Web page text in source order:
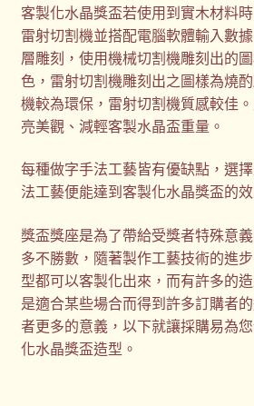
客製化水晶獎盃若使用到實木材料
雷射切割機並搭配電腦軟體輸入數
層雕刻，使用機械切割機雕刻出的
色，雷射切割機雕刻出之圖樣為燒
機較為環保，雷射切割機質感較佳
亮美觀、減輕客製水晶盃重量。
每種做字手法工藝皆有優缺點，選
法工藝便能達到客製化水晶獎盃的效
獎盃獎座是為了帶給受獎者特殊意
多不勝數，隨著製作工藝技術的進
型都可以客製化出來，而有許多的
是適合某些場合而得到許多訂購者
者更多的意義，以下就讓採購易為
化水晶獎盃造型。